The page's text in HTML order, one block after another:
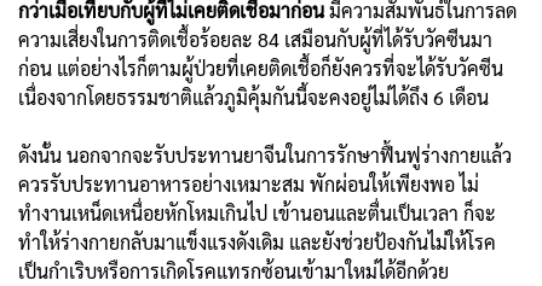
กว่าเมื่อเทียบกับผู้ที่ไม่เคยติดเชื้อมาก่อนมีความสัมพันธ์ในการลด
ความเสี่ยงในการติดเชื้อร้อยละ 84 เสมือนกับผู้ที่ได้รับวัคซีนมา
ก่อน แต่อย่างไรก็ตามผู้ป่วยที่เคยติดเชื้อก็ยังควรที่จะได้รับวัคซีน
เนื่องจากโดยธรรมชาติแล้วภูมิคุ้มกันนี้จะคงอยู่ไม่ได้ถึง 6 เดือน
ดังนั้น นอกจากจะรับประทานยาจีนในการรักษาฟื้นฟูร่างกายแล้ว
ควรรับประทานอาหารอย่างเหมาะสม พักผ่อนให้เพียงพอ ไม่
ทำงานเหน็ดเหนื่อยหักโหมเกินไป เข้านอนและตื่นเป็นเวลา ก็จะ
ทำให้ร่างกายกลับมาแข็งแรงดังเดิม และยังช่วยป้องกันไม่ให้โรค
เป็นกำเริบหรือการเกิดโรคแทรกซ้อนเข้ามาใหม่ได้อีกด้วย